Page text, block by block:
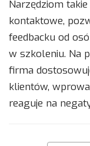
Narzędziom
kontaktowe,
feedbacku od
w szkoleniu. Na
firma
klientów,
reaguje na